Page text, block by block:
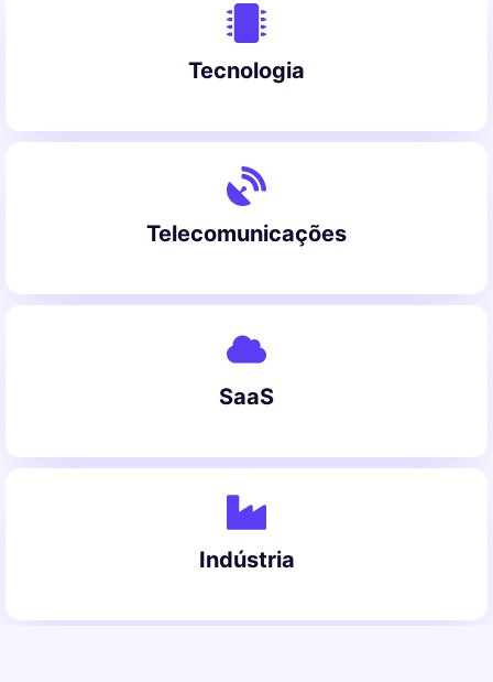
Tecnologia
Telecomunicações
SaaS
Indústria